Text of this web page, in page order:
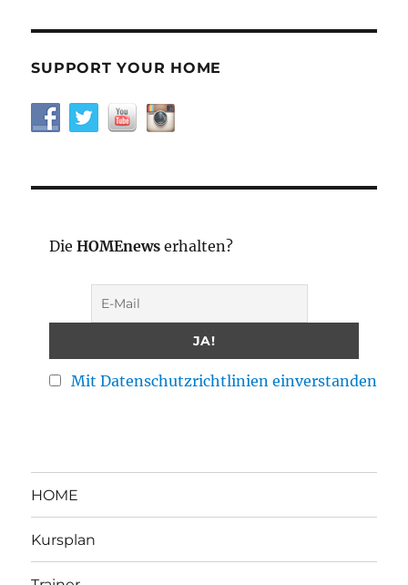
SUPPORT YOUR HOME
DieHOMEnewserhalten?
Mit Datenschutzrichtlinien einverstanden
HOME
Kursplan